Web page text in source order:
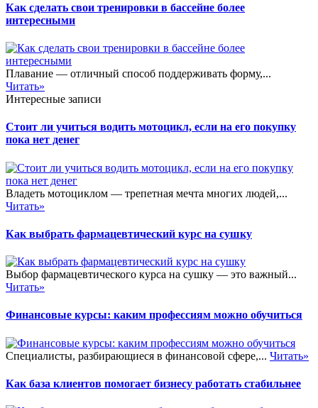
Как сделать свои тренировки в бассейне более
интересными
Плавание — отличный способ поддерживать форму,...
Читать»
Интересные записи
Стоит ли учиться водить мотоцикл, если на его покупку
пока нет денег
Владеть мотоциклом — трепетная мечта многих людей,...
Читать»
Как выбрать фармацевтический курс на сушку
Выбор фармацевтического курса на сушку — это важный...
Читать»
Финансовые курсы: каким профессиям можно обучиться
Специалисты, разбирающиеся в финансовой сфере,... Читать»
Как база клиентов помогает бизнесу работать стабильнее